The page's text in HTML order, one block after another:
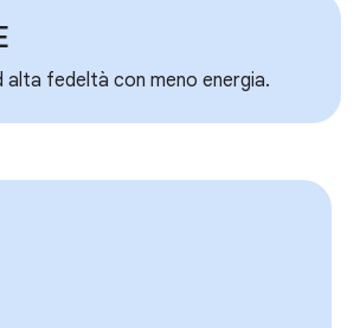
alta fedeltà con meno energia.